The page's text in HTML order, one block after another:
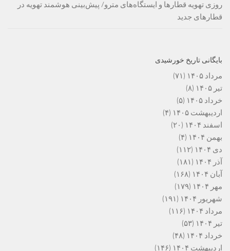
روزی تهویه قطارها و ایستگاه‌های مترو/ پیش‌بینی هوشمند تهویه در
قطارهای جدید
بایگانی تاریخ خورشیدی
مرداد ۱۴۰۵
(۷۱)
تیر ۱۴۰۵
(۸)
خرداد ۱۴۰۵
(۵)
اردیبهشت ۱۴۰۵
(۴)
اسفند ۱۴۰۴
(۲۰)
بهمن ۱۴۰۴
(۴)
دی ۱۴۰۴
(۱۱۲)
آذر ۱۴۰۴
(۱۸۱)
آبان ۱۴۰۴
(۱۶۸)
مهر ۱۴۰۴
(۱۷۹)
شهریور ۱۴۰۴
(۱۹۱)
مرداد ۱۴۰۴
(۱۱۶)
تیر ۱۴۰۴
(۵۳)
خرداد ۱۴۰۴
(۴۸)
اردیبهشت ۱۴۰۴
(۱۴۶)